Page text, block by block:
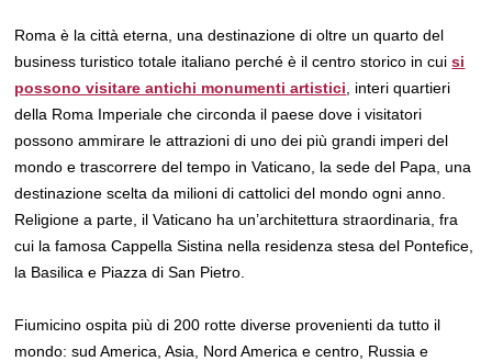
Roma è la città eterna, una destinazione di oltre un quarto del
business turistico totale italiano perché è il centro storico in cuisi
possono visitare antichi monumenti artistici , interi quartieri
della Roma Imperiale che circonda il paese dove i visitatori
possono ammirare le attrazioni di uno dei più grandi imperi del
mondo e trascorrere del tempo in Vaticano, la sede del Papa, una
destinazione scelta da milioni di cattolici del mondo ogni anno.
Religione a parte, il Vaticano ha un’architettura straordinaria, fra
cui la famosa Cappella Sistina nella residenza stesa del Pontefice,
la Basilica e Piazza di San Pietro.
Fiumicino ospita più di 200 rotte diverse provenienti da tutto il
mondo: sud America, Asia, Nord America e centro, Russia e